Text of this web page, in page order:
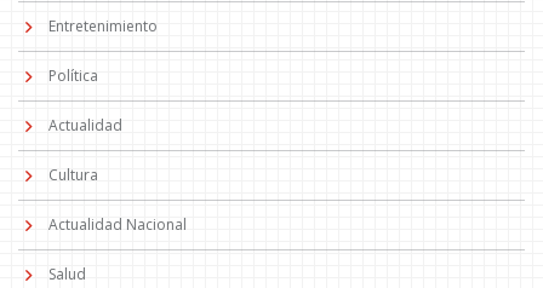
Entretenimiento
Política
Actualidad
Cultura
Actualidad Nacional
Salud